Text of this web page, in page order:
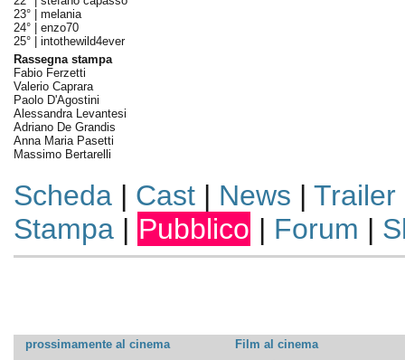
23° | melania
24° | enzo70
25° | intothewild4ever
Rassegna stampa
Fabio Ferzetti
Valerio Caprara
Paolo D'Agostini
Alessandra Levantesi
Adriano De Grandis
Anna Maria Pasetti
Massimo Bertarelli
Scheda| Cast| News | Trailer
Stampa| Pubblico | Forum |
prossimamente al cinema
Film al cinema